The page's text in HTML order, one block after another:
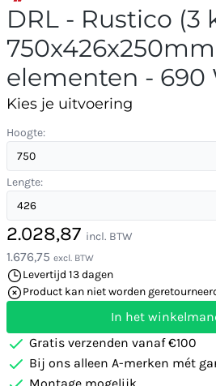
DRL - Rustico (3
elementen - 690
Kies je uitvoering
Hoogte:
Lengte:
2.028,87 incl. BTW
1.676,75 excl. BTW
Levertijd 13 dagen
Product kan niet worden
In het
Gratis verzenden vanaf €100
Bij ons alleen A-merken mét